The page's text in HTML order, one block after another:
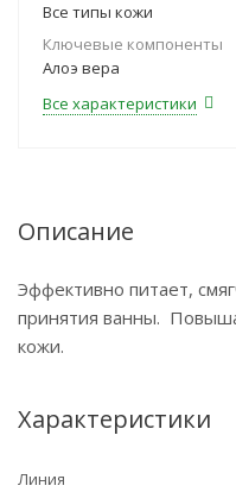
Все типы кожи
Ключевые компоненты
Алоэ вера
Все характеристики
Описание
Эффективно питает,
принятия ванны.
кожи.
Характеристики
Линия